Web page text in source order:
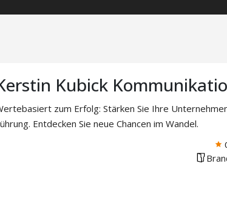
Kubick
zum Erfolg: Stärken Sie Ihre
Entdecken Sie neue Chancen im Wandel.